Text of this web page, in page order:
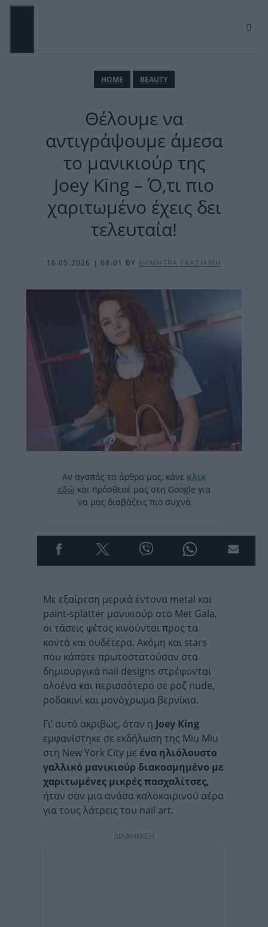
Μετάβαση
ΗΟΜΕ BEAUTY
Θέλουμε να
αντιγράψουμε άμεσα
το μανικιούρ της
Joey King – Ό,τι πιο
χαριτωμένο έχεις δει
τελευταία!
16.05.2026 | 08:01 BYΔΗΜΗΤΡΑ ΓΚΑΣΙΑΜΗ
Αν αγαπάς τα άρθρα μας, κάνε κλικ
εδώ και πρόσθεσέ μας στη Google για
να μας διαβάζεις πιο συχνά
Με εξαίρεση μερικά έντονα metal και
paint-splatter μανικιούρ στο Met Gala,
οι τάσεις φέτος κινούνται προς τα
κοντά και ουδέτερα. Ακόμη και stars
που κάποτε πρωτοστατούσαν στα
δημιουργικά nail designs στρέφονται
ολοένα και περισσότερο σε ροζ nude,
ροδακινί και μονόχρωμα βερνίκια.
Γι’ αυτό ακριβώς, όταν η Joey King
εμφανίστηκε σε εκδήλωση της Miu Miu
στη New York City με ένα ηλιόλουστο
γαλλικό μανικιούρ διακοσμημένο με
χαριτωμένες μικρές πασχαλίτσες,
ήταν σαν μια ανάσα καλοκαιρινού αέρα
για τους λάτρεις του nail art.
ΔΙΑΦΗΜΙΣΗ